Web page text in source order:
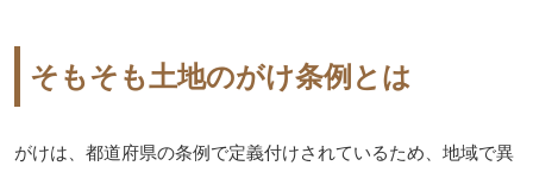
そもそも土地のがけ条例とは
がけは、都道府県の条例で定義付けされているため、地域で異